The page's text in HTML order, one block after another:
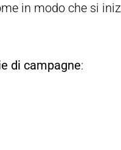
in modo che si
di campagne: